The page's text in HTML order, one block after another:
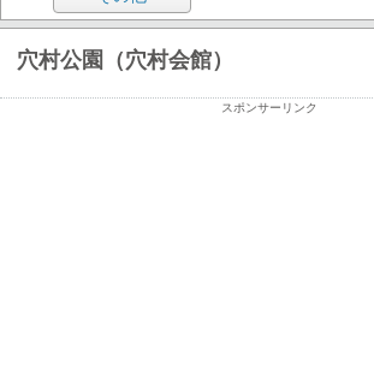
穴村公園（穴村会館）
スポンサーリンク